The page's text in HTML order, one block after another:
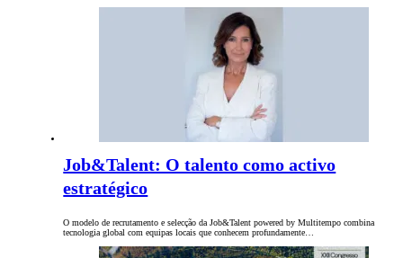
Job&Talent: O talento como activo
estratégico
O modelo de recrutamento e selecção da Job&Talent powered by Multitempo combina
tecnologia global com equipas locais que conhecem profundamente…